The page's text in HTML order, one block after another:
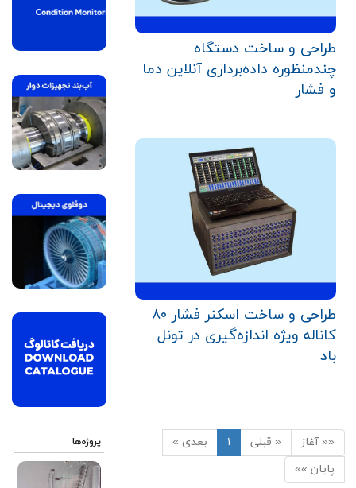
طراحی و ساخت دستگاه
چندمنظوره داده‌برداری آنلاین دما
و فشار
طراحی و ساخت اسکنر فشار ۸۰
کاناله ویژه اندازه‌گیری در تونل
باد
«« آغاز « قبلی ۱
بعدی »
پایان »»
پروژه‌ها